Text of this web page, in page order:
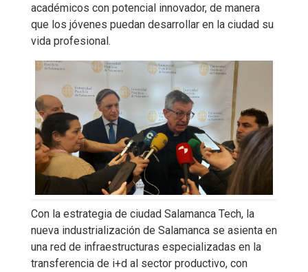
académicos con potencial innovador, de manera
que los jóvenes puedan desarrollar en la ciudad su
vida profesional.
Con la estrategia de ciudad Salamanca Tech, la
nueva industrialización de Salamanca se asienta en
una red de infraestructuras especializadas en la
transferencia de i+d al sector productivo, con